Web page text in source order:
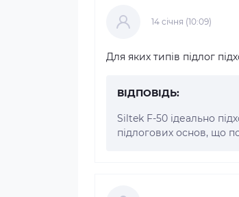
14 cічня (10:09)
Для яких типів підлог
ВІДПОВІДЬ:
Siltek F-50 ідеально
підлогових основ, що